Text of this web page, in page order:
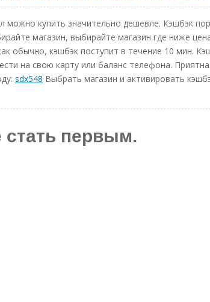
можно купить значительно дешевле. Кэшбэк
магазин, выбирайте магазин где ниже
обычно, кэшбэк поступит в течение 10 мин.
на свою карту или баланс телефона.
sdx548 Выбрать магазин и активировать
первым.